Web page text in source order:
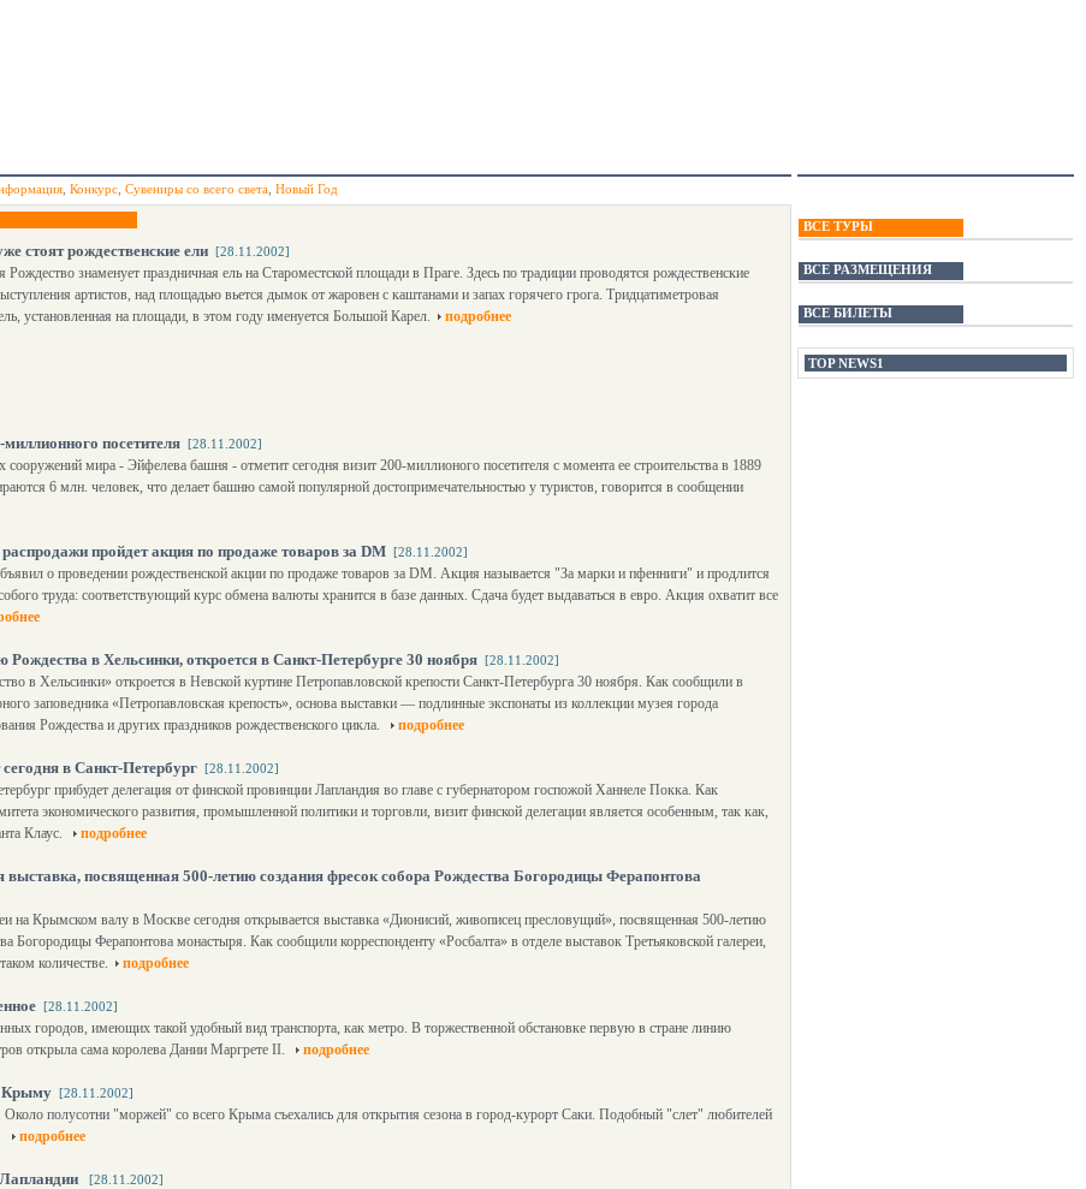
Конкурс Сувениры со всего света Новый Год
стоят рождественские ели [28.11.2002]
Рождество знаменует праздничная ель на Староместской площади в Праге. Здесь по традиции проводятся рождественские
артистов, над площадью вьется дымок от жаровен с каштанами и запах горячего грога. Тридцатиметровая
установленная на площади, в этом году именуется Большой Карел.
подробнее
посетителя [28.11.2002]
мира - Эйфелева башня - отметит сегодня визит 200-миллионого посетителя с момента ее строительства в 1889
6 млн. человек, что делает башню самой популярной достопримечательностью у туристов, говорится в сообщении
пройдет акция по продаже товаров за DM [28.11.2002]
о проведении рождественской акции по продаже товаров за DM. Акция называется "За марки и пфенниги" и продлится
труда: соответствующий курс обмена валюты хранится в базе данных. Сдача будет выдаваться в евро. Акция охватит все
в Хельсинки, откроется в Санкт-Петербурге 30 ноября [28.11.2002]
в Хельсинки» откроется в Невской куртине Петропавловской крепости Санкт-Петербурга 30 ноября. Как сообщили в
заповедника «Петропавловская крепость», основа выставки — подлинные экспонаты из коллекции музея города
Рождества и других праздников рождественского цикла.
подробнее
в Санкт-Петербург [28.11.2002]
прибудет делегация от финской провинции Лапландия во главе с губернатором госпожой Ханнеле Покка. Как
экономического развития, промышленной политики и торговли, визит финской делегации является особенным, так как,
Клаус.
подробнее
выставка, посвященная 500-летию создания фресок собора Рождества Богородицы Ферапонтова
на Крымском валу в Москве сегодня открывается выставка «Дионисий, живописец пресловущий», посвященная 500-летию
Богородицы Ферапонтова монастыря. Как сообщили корреспонденту «Росбалта» в отделе выставок Третьяковской галереи,
количестве.
подробнее
[28.11.2002]
городов, имеющих такой удобный вид транспорта, как метро. В торжественной обстановке первую в стране линию
открыла сама королева Дании Маргрете II.
подробнее
Крыму [28.11.2002]
полусотни "моржей" со всего Крыма съехались для открытия сезона в город-курорт Саки. Подобный "слет" любителей
подробнее
[28.11.2002]
ВСЕ ТУРЫ
ВСЕ РАЗМЕЩЕНИЯ
ВСЕ БИЛЕТЫ
TOP NEWS1